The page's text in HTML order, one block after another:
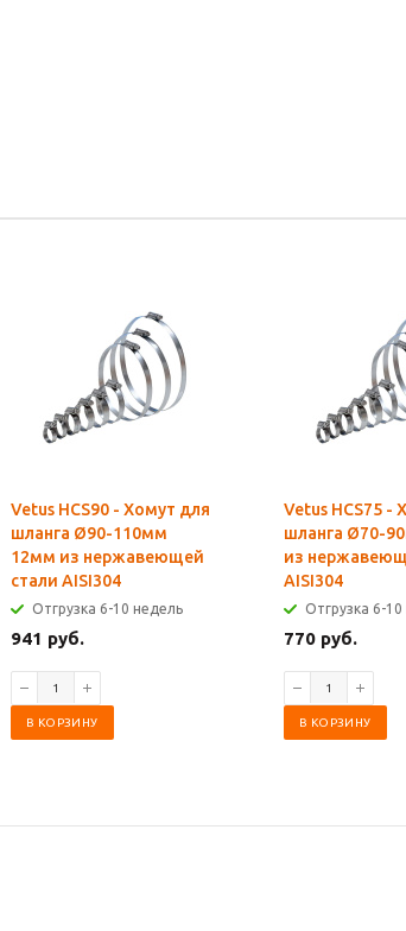
Vetus HCS90 - Хомут для
шланга Ø90-110мм
12мм из нержавеющей
стали AISI304
Отгрузка 6-10 недель
941 руб.
В КОРЗИНУ
Vetus HCS75 -
шланга Ø70-
из
AISI304
Отгрузка 6-
770 руб.
В КОРЗИНУ